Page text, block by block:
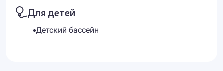
Для детей
Детский бассейн